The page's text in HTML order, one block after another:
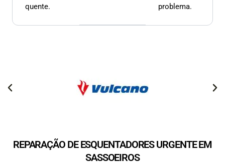
quente.
problema.
REPARAÇÃO DE ESQUENTADORES URGENTE EM
SASSOEIROS